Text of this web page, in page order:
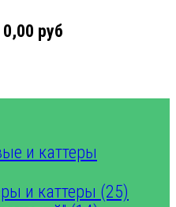
0,00 руб
и каттеры
и каттеры (25)